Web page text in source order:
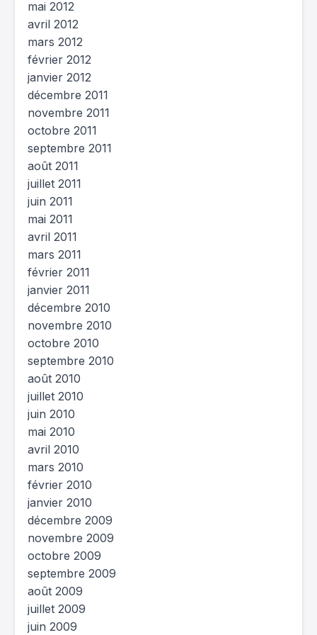
mai 2012
avril 2012
mars 2012
février 2012
janvier 2012
décembre 2011
novembre 2011
octobre 2011
septembre 2011
août 2011
juillet 2011
juin 2011
mai 2011
avril 2011
mars 2011
février 2011
janvier 2011
décembre 2010
novembre 2010
octobre 2010
septembre 2010
août 2010
juillet 2010
juin 2010
mai 2010
avril 2010
mars 2010
février 2010
janvier 2010
décembre 2009
novembre 2009
octobre 2009
septembre 2009
août 2009
juillet 2009
juin 2009